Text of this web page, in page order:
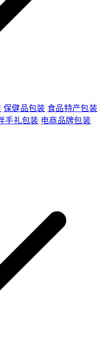
保健品包装 食品特产包装
手礼包装 电商品牌包装